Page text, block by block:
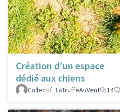
Création d'un espace
dédié aux chiens
Collectif_LaTruffeAuVent
14